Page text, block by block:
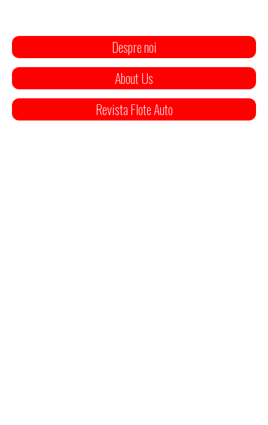
Despre noi
About Us
Revista Flote Auto